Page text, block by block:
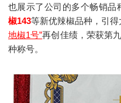
也展示了公司的多个畅销品
椒143等新优辣椒品种，引
地椒1号”再创佳绩，荣获第
种称号。